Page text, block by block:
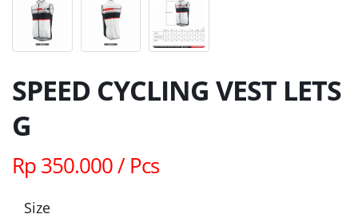
SPEED CYCLING VEST LETS
G
Rp 350.000 / Pcs
Size